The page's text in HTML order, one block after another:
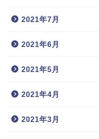
2021年7月
2021年6月
2021年5月
2021年4月
2021年3月